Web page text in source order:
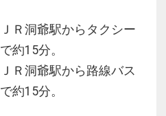
ＪＲ洞爺駅からタクシー
で約15分。
ＪＲ洞爺駅から路線バス
で約15分。